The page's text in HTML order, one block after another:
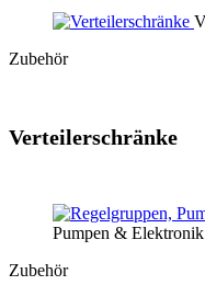
Zubehör
Verteiler­schränke
Pumpen & Elektronik
Zubehör